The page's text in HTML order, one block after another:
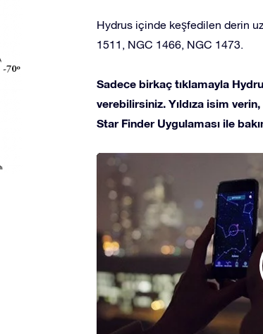
Hydrus içinde keşfedilen derin
1511, NGC 1466, NGC 1473.
Sadece birkaç tıklamayla
verebilirsiniz. Yıldıza isim
Star Finder Uygulaması ile